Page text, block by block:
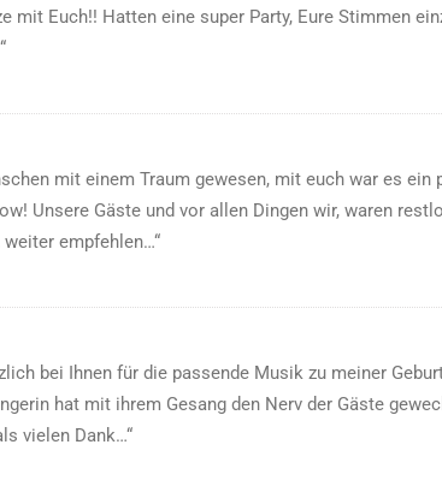
mit Euch!! Hatten eine super Party, Eure Stimmen
mit einem Traum gewesen, mit euch war es
Unsere Gäste und vor allen Dingen wir, waren
empfehlen…“
bei Ihnen für die passende Musik zu meiner
hat mit ihrem Gesang den Nerv der Gäste
vielen Dank…“